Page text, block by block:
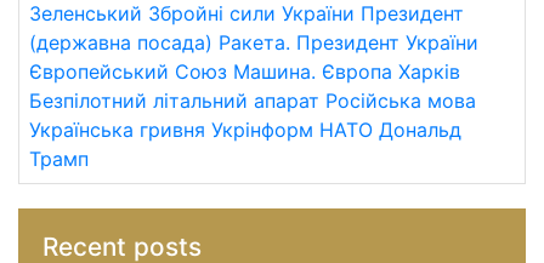
Зеленський Збройні сили України Президент
(державна посада) Ракета. Президент України
Європейський Союз Машина. Європа Харків
Безпілотний літальний апарат Російська мова
Українська гривня Укрінформ НАТО Дональд
Трамп
Recent posts